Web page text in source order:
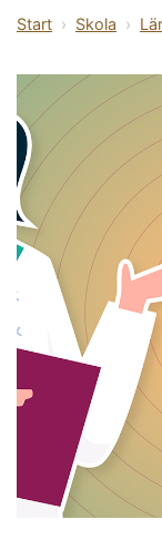
Start Skola